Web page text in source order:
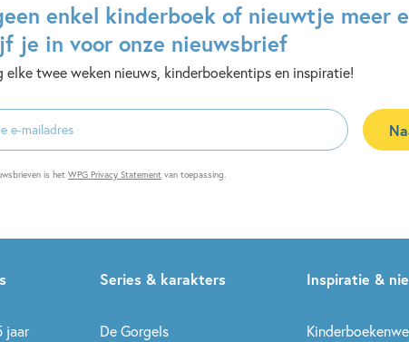
enkel kinderboek of nieuwtje meer
je in voor onze nieuwsbrief
elke twee weken nieuws, kinderboekentips en inspiratie!
is het WPG Privacy Statement van toepassing.
jaar
Series & karakters
De Gorgels
Inspiratie &